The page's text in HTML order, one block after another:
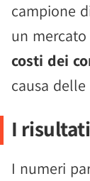
campione
un
costi dei
causa
I
I numeri